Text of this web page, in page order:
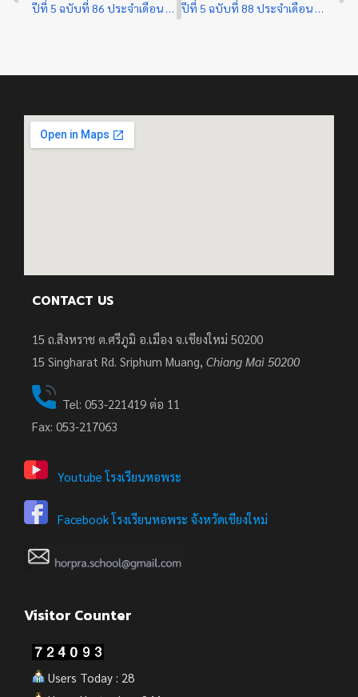
ปีที่ 5 ฉบับที่ 86 ประจำเดือน กุมภาพันธ์ 2567 ปีที่ 5 ฉบับที่ 88 ประจำเดือน กุมภาพันธ์ 2567
CONTACT US
15 ถ.สิงหราช ต.ศรีภูมิ อ.เมือง จ.เชียงใหม่ 50200
15 Singharat Rd. Sriphum Muang, Chiang Mai 50200
Tel: 053-221419 ต่อ 11
Fax: 053-217063
Youtube โรงเรียนหอพระ
Facebook โรงเรียนหอพระ จังหวัดเชียงใหม่
Visitor Counter
Users Today : 28